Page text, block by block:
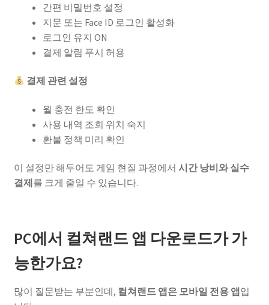
간편 비밀번호 설정
지문 또는 Face ID 로그인 활성화
로그인 유지 ON
결제 알림 푸시 허용
결제 관련 설정
월 충전 한도 확인
사용 내역 조회 위치 숙지
환불 정책 미리 확인
이 설정만 해두어도 게임 현질 과정에서 시간 낭비와 실수
결제를 크게 줄일 수 있습니다.
PC에서 컬쳐랜드 앱 다운로드가 가
능한가요?
많이 질문받는 부분인데, 컬쳐랜드 앱은 모바일 전용 앱입